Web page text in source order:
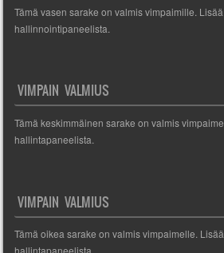
Tämä vasen sarake on valmis vimpaimille.
hallinnointipaneelista.
VIMPAIN VALMIUS
Tämä keskimmäinen sarake on valmis
hallintapaneelista.
VIMPAIN VALMIUS
Tämä oikea sarake on valmis vimpaimelle.